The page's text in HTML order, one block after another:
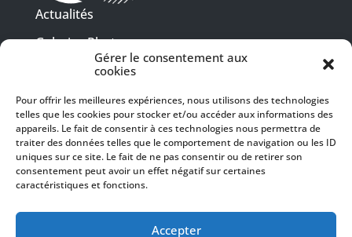
Gérer le consentement aux
cookies
Pour offrir les meilleures expériences, nous utilisons des technologies
telles que les cookies pour stocker et/ou accéder aux informations des
appareils. Le fait de consentir à ces technologies nous permettra de
traiter des données telles que le comportement de navigation ou les ID
uniques sur ce site. Le fait de ne pas consentir ou de retirer son
consentement peut avoir un effet négatif sur certaines
caractéristiques et fonctions.
Accepter
Actualités
Galeries Photos
Vidéothèque
Presse
Programme PDF
Billetterie
Recrutement
Mentions légales
SUIVEZ-NOUS